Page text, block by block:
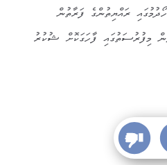
ރައްޔިތުންގެ ފަރާތުން
މިފުރުސަތުގައި ފާހަގަކޮށް ޝުކުރު